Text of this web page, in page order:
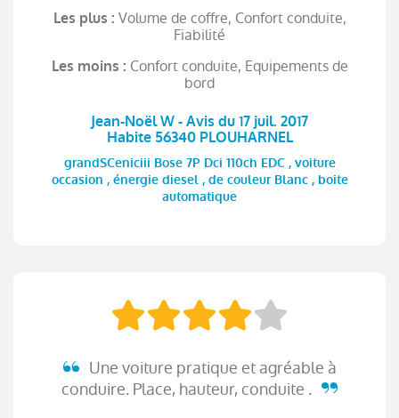
Les plus : Volume de coffre, Confort conduite,
Fiabilité
Les moins : Confort conduite, Equipements de
bord
Jean-Noël W - Avis du 17 juil. 2017
Habite 56340 PLOUHARNEL
grandSCeniciii Bose 7P Dci 110ch EDC , voiture
occasion , énergie diesel , de couleur Blanc , boite
automatique
Une voiture pratique et agréable à
conduire. Place, hauteur, conduite .